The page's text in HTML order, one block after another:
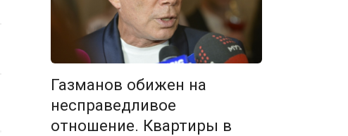
Газманов обижен на
несправедливое
отношение. Квартиры в